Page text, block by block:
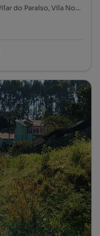
Liceu - Paço do Rei, Mafamude e Vilar do Paraíso, Vila Nova de Gaia, Porto